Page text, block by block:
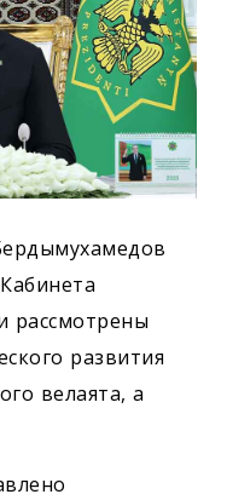
рассмотрены
развития
велаята, а